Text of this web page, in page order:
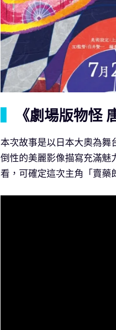
《劇場版物怪
本次故事是以日本大奧為舞
倒性的美麗影像描寫充滿魅
看，可確定這次主角「賣藥